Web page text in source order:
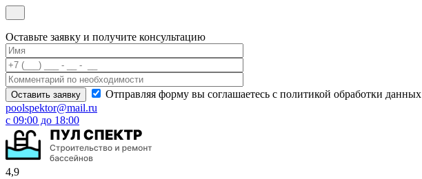
Оставьте заявку и получите консультацию
Отправляя форму вы соглашаетесь с политикой обработки данных
poolspektor@mail.ru
с 09:00 до 18:00
4,9